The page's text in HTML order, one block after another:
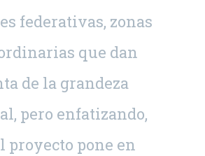
federativas, zonas
que dan
de la grandeza
pero enfatizando,
proyecto pone en